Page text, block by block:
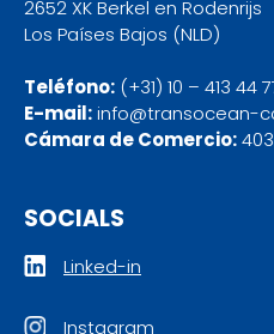
2652 XK Berkel en Rodenrijs
Los Países Bajos (NLD)
Teléfono: (+31) 10 – 413 44
E-mail:info@transocean-
Cámara de Comercio:
SOCIALS
Linked-in
Instagram